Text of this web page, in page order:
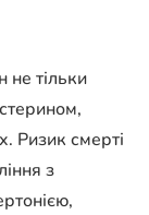
не тільки
Ризик смерті
з